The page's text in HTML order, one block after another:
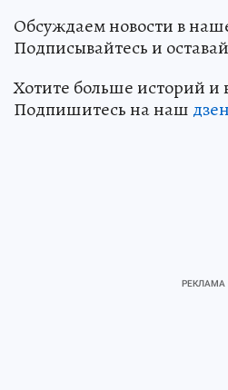
Обсуждаем новости в
Подписывайтесь и
Хотите больше историй и
Подпишитесь на наш